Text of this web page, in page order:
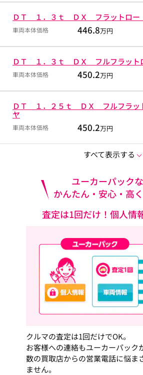
ＤＴ １．３ｔ ＤＸ フラットロ
車両本体価格 446.8万円
ＤＴ １．３ｔ ＤＸ フルフラット
車両本体価格 450.2万円
ＤＴ １．２５ｔ ＤＸ フルフラッ
ヤ
車両本体価格 450.2万円
すべて表示する
ユーカーパック
かんたん・安心・高
査定は1回だけ！個人情
クルマの査定は1回だけでOK。
お客様への連絡もユーカーパック
数の買取店からの営業電話に悩ま
ません。